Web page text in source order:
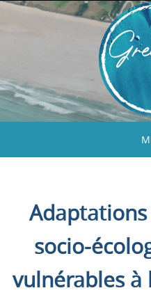
Skip
content
socio-
vulnérables